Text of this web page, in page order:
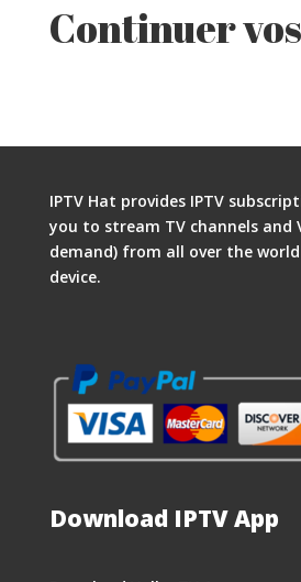
Continuer
IPTV Hat provides IPTV
you to stream TV channels and
demand) from all over the
device.
Download IPTV App